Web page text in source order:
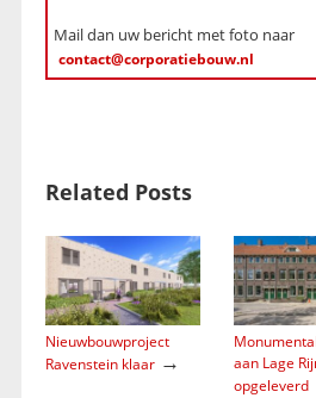
Mail dan uw bericht met foto naar
contact@corporatiebouw.nl
Related Posts
Nieuwbouwproject
Ravenstein klaar→
aan Lage
opgeleverd